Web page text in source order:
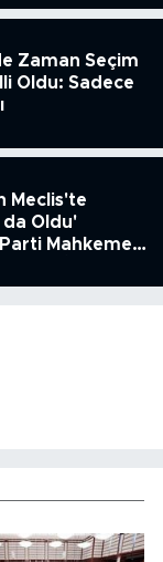
Zaman Seçim
Oldu: Sadece
Meclis'te
da Oldu'
Mahkeme